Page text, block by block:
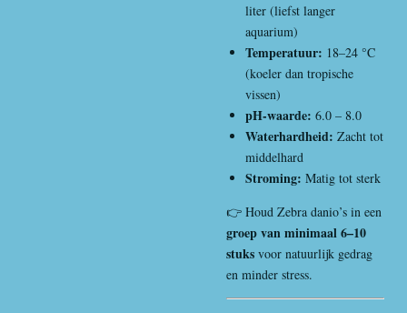
liter (liefst langer
aquarium)
Temperatuur: 18–24 °C
(koeler dan tropische
vissen)
pH-waarde: 6.0 – 8.0
Waterhardheid: Zacht tot
middelhard
Stroming: Matig tot sterk
👉 Houd Zebra danio’s in een
groep van minimaal 6–10
stuks voor natuurlijk gedrag
en minder stress.